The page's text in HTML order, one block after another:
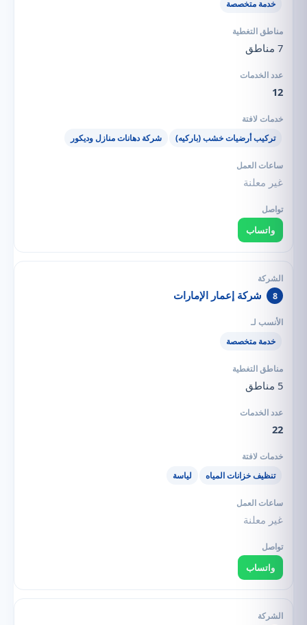
خدمة متخصصة
7 مناطق
12
تركيب أرضيات خشب (باركيه) شركة دهانات منازل وديكور
غير معلنة
واتساب
8 شركة إعمار الإمارات
خدمة متخصصة
5 مناطق
22
تنظيف خزانات المياه لياسة
غير معلنة
واتساب